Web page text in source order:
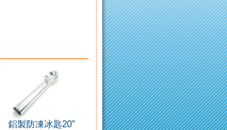
鋁製防凍冰匙20"